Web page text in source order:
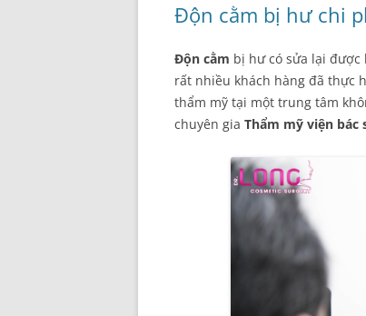
Độn cằm bị hư chi
Độn cằm bị hư có sửa lại được
rất nhiều khách hàng đã thực
thẩm mỹ tại một trung tâm
chuyên gia Thẩm mỹ viện bác